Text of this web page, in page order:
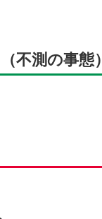
不測の事態）